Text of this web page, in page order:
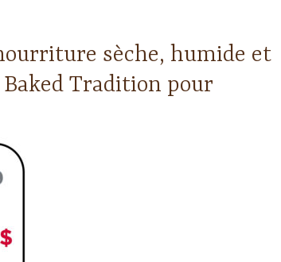
sèche, humide et
Tradition pour